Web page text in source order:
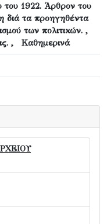
του 1922. Άρθρον του
διά τα προηγηθέντα
των πολιτικών. ,
, Καθημερινά